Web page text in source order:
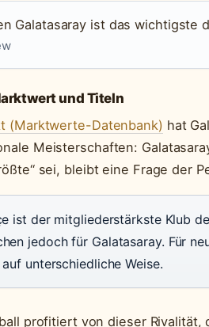
Galatasaray ist das wichtigste
und Titeln
(Marktwerte-Datenbank) hat
Meisterschaften:
sei, bleibt eine Frage der
ist der mitgliederstärkste Klub
jedoch für Galatasaray. Für
unterschiedliche Weise.
profitiert von dieser